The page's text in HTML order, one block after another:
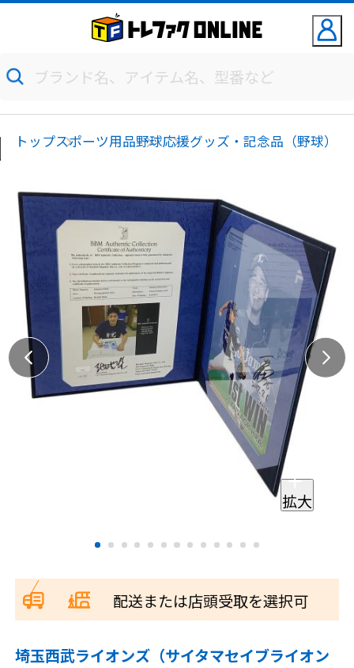
トップスポーツ用品野球応援グッズ・記念品（野球）
拡大
配送または店頭受取を選択可
埼玉西武ライオンズ（サイタマセイブライオン